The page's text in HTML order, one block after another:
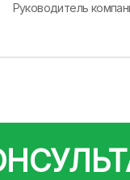
Руководитель